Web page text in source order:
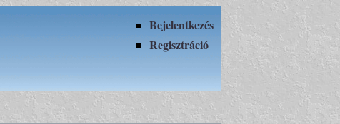
Bejelentkezés
Regisztráció